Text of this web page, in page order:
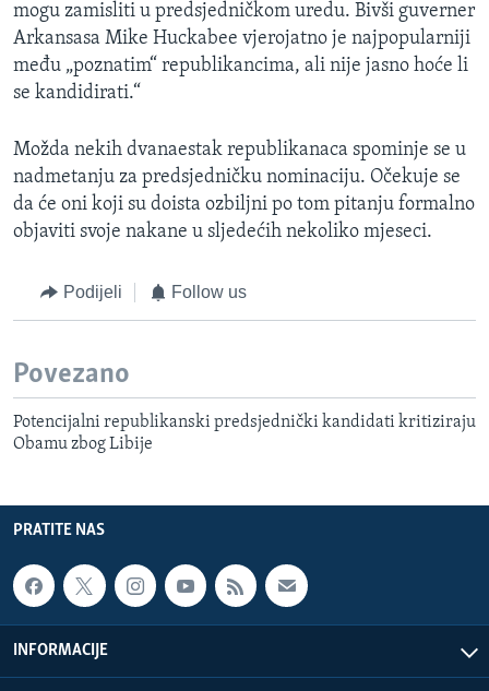
mogu zamisliti u predsjedničkom uredu. Bivši guverner
Arkansasa Mike Huckabee vjerojatno je najpopularniji
među „poznatim“ republikancima, ali nije jasno hoće li
se kandidirati.“
Možda nekih dvanaestak republikanaca spominje se u
nadmetanju za predsjedničku nominaciju. Očekuje se
da će oni koji su doista ozbiljni po tom pitanju formalno
objaviti svoje nakane u sljedećih nekoliko mjeseci.
Podijeli Follow us
Povezano
Potencijalni republikanski predsjednički kandidati kritiziraju
Obamu zbog Libije
PRATITE NAS
INFORMACIJE